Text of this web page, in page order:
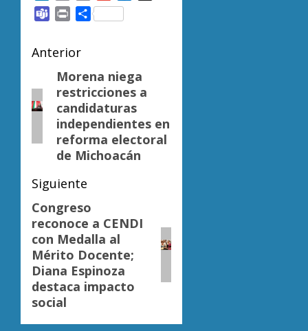
Link
TeamsPrintCompartir
Navegación
de
entradas
Anterior
Entrada
anterior:
Morena niega
restricciones a
candidaturas
independientes en
reforma electoral
de Michoacán
Siguiente
Siguiente
entrada:
Congreso
reconoce a CENDI
con Medalla al
Mérito Docente;
Diana Espinoza
destaca impacto
social